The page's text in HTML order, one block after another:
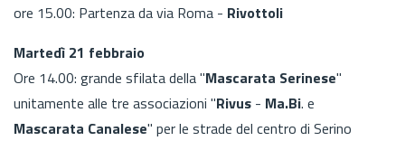
ore 15.00: Partenza da via Roma - Rivottoli
Martedì 21 febbraio
Ore 14.00: grande sfilata della "Mascarata Serinese"
unitamente alle tre associazioni "Rivus - Ma.Bi. e
Mascarata Canalese" per le strade del centro di Serino